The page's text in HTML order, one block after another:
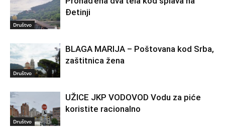
Društvo
Đetinji
Društvo
BLAGA MARIJA – Poštovana kod Srba,
zaštitnica žena
Društvo
UŽICE JKP VODOVOD Vodu za piće
koristite racionalno